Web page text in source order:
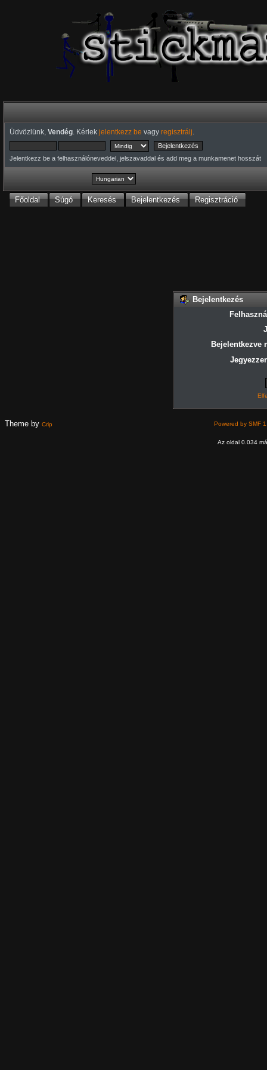
Üdvözlünk, Vendég. Kérlek jelentkezz be vagy regisztrálj
Jelentkezz be a felhasználóneveddel, jelszavaddal és add meg a munkamenet hosszát
Főoldal Súgó Keresés Bejelentkezés Regisztráció
Bejelentkezés
Bejelentkezve
Theme by Crip Powered by SMF
Az oldal 0.034